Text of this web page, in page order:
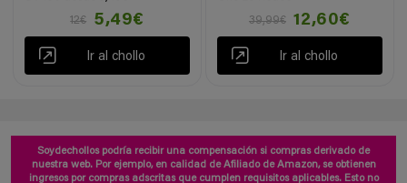
12€
5,49€
Ir al chollo
39,99€
12,60€
Ir al chollo
Soydechollos podría recibir una compensación si compras derivado de
nuestra web. Por ejemplo, en calidad de Afiliado de Amazon, se obtienen
ingresos por compras adscritas que cumplen requisitos aplicables. Esto no